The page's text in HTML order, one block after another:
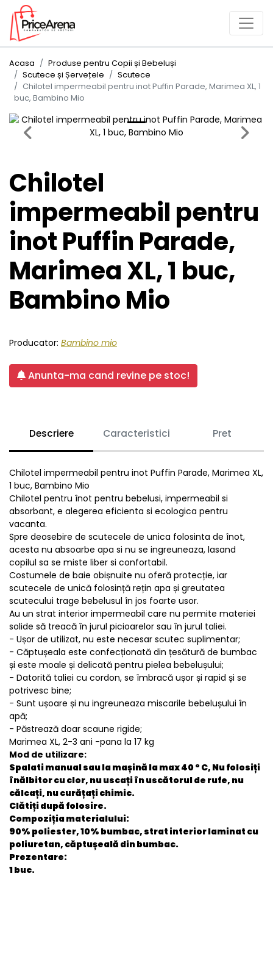
Acasa
Produse pentru Copii și Bebeluși
Scutece și Șervețele
Scutece
Chilotel impermeabil pentru inot Puffin Parade, Marimea XL, 1
buc, Bambino Mio
Previous Next
Chilotel
impermeabil pentru
inot Puffin Parade,
Marimea XL, 1 buc,
Bambino Mio
Producator: Bambino mio
Anunta-ma cand revine pe stoc!
Descriere Caracteristici Pret
Chilotel impermeabil pentru inot Puffin Parade, Marimea XL,
1 buc, Bambino Mio
Chilotel pentru înot pentru bebelusi, impermeabil si
absorbant, e alegerea eficienta si ecologica pentru
vacanta.
Spre deosebire de scutecele de unica folosinta de înot,
acesta nu absoarbe apa si nu se ingreuneaza, lasand
copilul sa se miste liber si confortabil.
Costumele de baie obișnuite nu oferă protecție, iar
scutecele de unică folosință rețin apa și greutatea
scutecului trage bebelusul în jos foarte usor.
Au un strat interior impermeabil care nu permite materiei
solide să treacă în jurul picioarelor sau în jurul taliei.
- Ușor de utilizat, nu este necesar scutec suplimentar;
- Căptușeala este confecționată din țesătură de bumbac
și este moale și delicată pentru pielea bebelușului;
- Datorită taliei cu cordon, se îmbracă ușor și rapid și se
potrivesc bine;
- Sunt ușoare și nu ingreuneaza miscarile bebelușului în
apă;
- Păstrează doar scaune rigide;
Marimea XL, 2-3 ani -pana la 17 kg
Mod de utilizare:
Spalati manual sau la mașină la max 40 ° C, Nu folosiți
înălbitor cu clor, nu uscați în uscătorul de rufe, nu
călcați, nu curățați chimic.
Clătiți după folosire.
Compoziția materialului:
90% poliester, 10% bumbac, strat interior laminat cu
poliuretan, căptușeală din bumbac.
Prezentare:
1 buc.